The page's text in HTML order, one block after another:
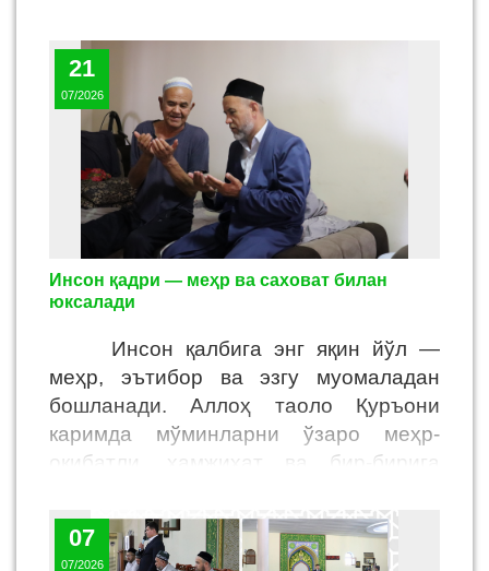
мурувват, саховат ва инсон қадрини улуғлашни ҳаёт
мезони сифатида эъзозлаб келади.
21
07/2026
Инсон қадри — меҳр ва саховат билан
юксалади
Инсон қалбига энг яқин йўл —
меҳр, эътибор ва эзгу муомаладан
бошланади. Аллоҳ таоло Қуръони
каримда мўминларни ўзаро меҳр-
оқибатли, ҳамжиҳат ва бир-бирига
Расулуллоҳﷺэса муҳтожларга ёрдам
бериш, беморлар ҳолидан хабар олиш,
07
07/2026